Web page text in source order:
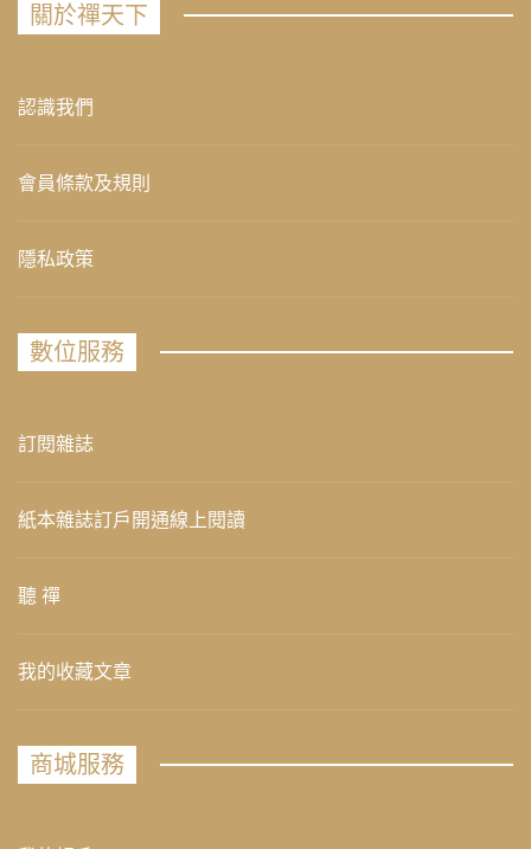
關於禪天下
認識我們
會員條款及規則
隱私政策
數位服務
訂閱雜誌
紙本雜誌訂戶開通線上閱讀
聽 禪
我的收藏文章
商城服務